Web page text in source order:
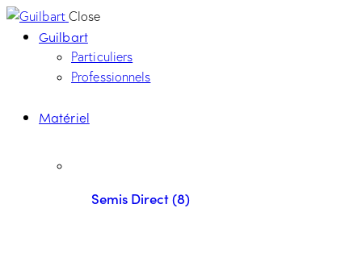
Close
Guilbart
Particuliers
Professionnels
Matériel
Semis Direct (8)